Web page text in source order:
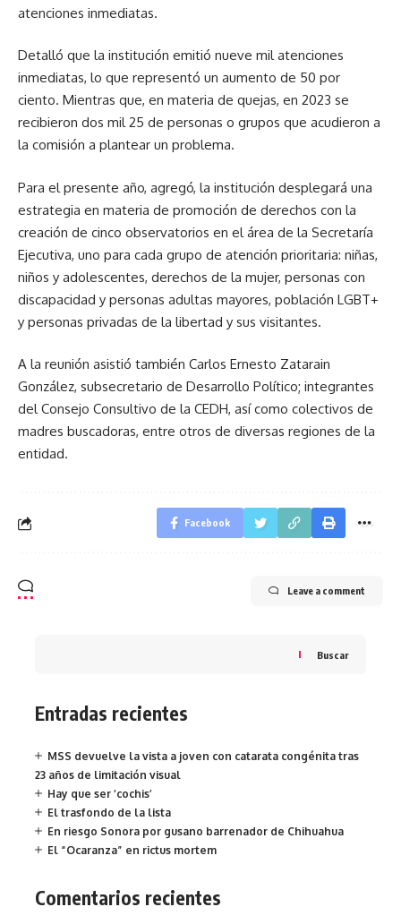
atenciones inmediatas.
Detalló que la institución emitió nueve mil atenciones
inmediatas, lo que representó un aumento de 50 por
ciento. Mientras que, en materia de quejas, en 2023 se
recibieron dos mil 25 de personas o grupos que acudieron a
la comisión a plantear un problema.
Para el presente año, agregó, la institución desplegará una
estrategia en materia de promoción de derechos con la
creación de cinco observatorios en el área de la Secretaría
Ejecutiva, uno para cada grupo de atención prioritaria: niñas,
niños y adolescentes, derechos de la mujer, personas con
discapacidad y personas adultas mayores, población LGBT+
y personas privadas de la libertad y sus visitantes.
A la reunión asistió también Carlos Ernesto Zatarain
González, subsecretario de Desarrollo Político; integrantes
del Consejo Consultivo de la CEDH, así como colectivos de
madres buscadoras, entre otros de diversas regiones de la
entidad.
Facebook
Leave a comment
Buscar
Entradas recientes
MSS devuelve la vista a joven con catarata congénita tras
23 años de limitación visual
Hay que ser ‘cochis’
El trasfondo de la lista
En riesgo Sonora por gusano barrenador de Chihuahua
El “Ocaranza” en rictus mortem
Comentarios recientes